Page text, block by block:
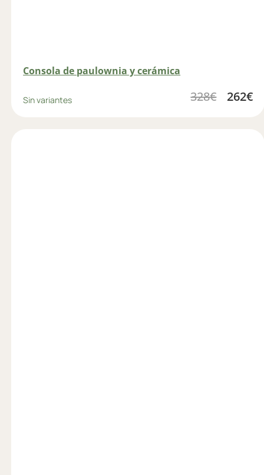
Consola de paulownia y cerámica
Sin variantes 328€ 262€